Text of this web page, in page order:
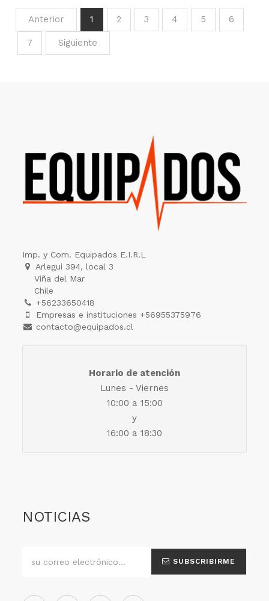
Anterior 1 2 3 4 5 6
7 Siguiente
Imp. y Com. Equipados E.I.R.L
Arlegui 394, local 3
Viña del Mar
Chile
+56233650418
Empresas e instituciones +56955375976
contacto@equipados.cl
Horario de atención
Lunes - Viernes
10:00 a 15:00
y
16:00 a 18:30
NOTICIAS
SUBSCRIBIRME